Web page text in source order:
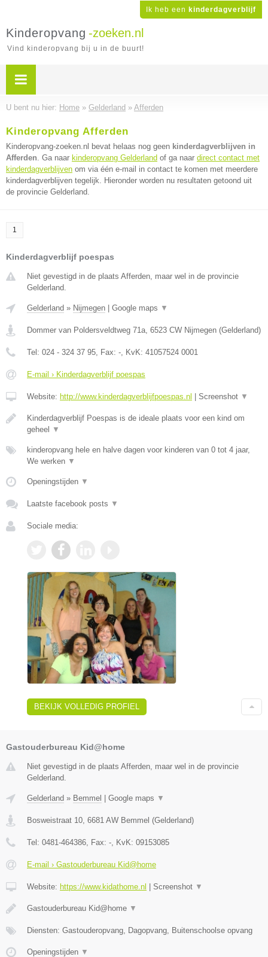
Ik heb een kinderdagverblijf
Kinderopvang -zoeken.nl
Vind kinderopvang bij u in de buurt!
U bent nu hier: Home » Gelderland » Afferden
Kinderopvang Afferden
Kinderopvang-zoeken.nl bevat helaas nog geen kinderdagverblijven in
Afferden. Ga naar kinderopvang Gelderland of ga naar direct contact met
kinderdagverblijven om via één e-mail in contact te komen met meerdere
kinderdagverblijven tegelijk. Hieronder worden nu resultaten getoond uit
de provincie Gelderland.
1
Kinderdagverblijf poespas
Niet gevestigd in de plaats Afferden, maar wel in de provincie
Gelderland.
Gelderland » Nijmegen Google maps ▼
Dommer van Poldersveldtweg 71a, 6523 CW Nijmegen (Gelderland)
Tel: 024 - 324 37 95, Fax: -, KvK: 41057524 0001
E-mail › Kinderdagverblijf poespas
Website: http://www.kinderdagverblijfpoespas.nl Screenshot ▼
Kinderdagverblijf Poespas is de ideale plaats voor een kind om
geheel
▼
kinderopvang hele en halve dagen voor kinderen van 0 tot 4 jaar,
We werken ▼
Openingstijden ▼
Laatste facebook posts ▼
Sociale media:
BEKIJK VOLLEDIG PROFIEL
Gastouderbureau Kid@home
Niet gevestigd in de plaats Afferden, maar wel in de provincie
Gelderland.
Gelderland » Bemmel | Google maps ▼
Bosweistraat 10 6681 AW Bemmel (Gelderland)
Tel: 0481-464386 , Fax: - , KvK: 09153085
E-mail › Gastouderbureau Kid@home
Website: https://www.kidathome.nl | Screenshot ▼
Gastouderbureau Kid@home ▼
Diensten: Gastouderopvang, Dagopvang, Buitenschoolse opvang
Openingstijden ▼